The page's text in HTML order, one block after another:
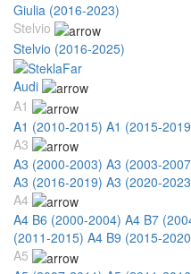
Giulia (2016-2023)
Stelvio
Stelvio (2016-2025)
Audi
A1
A1 (2010-2015) A1 (2015-
A3
A3 (2000-2003) A3 (2003-
A3 (2016-2019) A3 (2020-
A4
A4 B6 (2000-2004) A4 B7
(2011-2015) A4 B9 (2015-
A5